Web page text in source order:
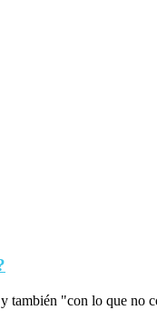
también "con lo que no